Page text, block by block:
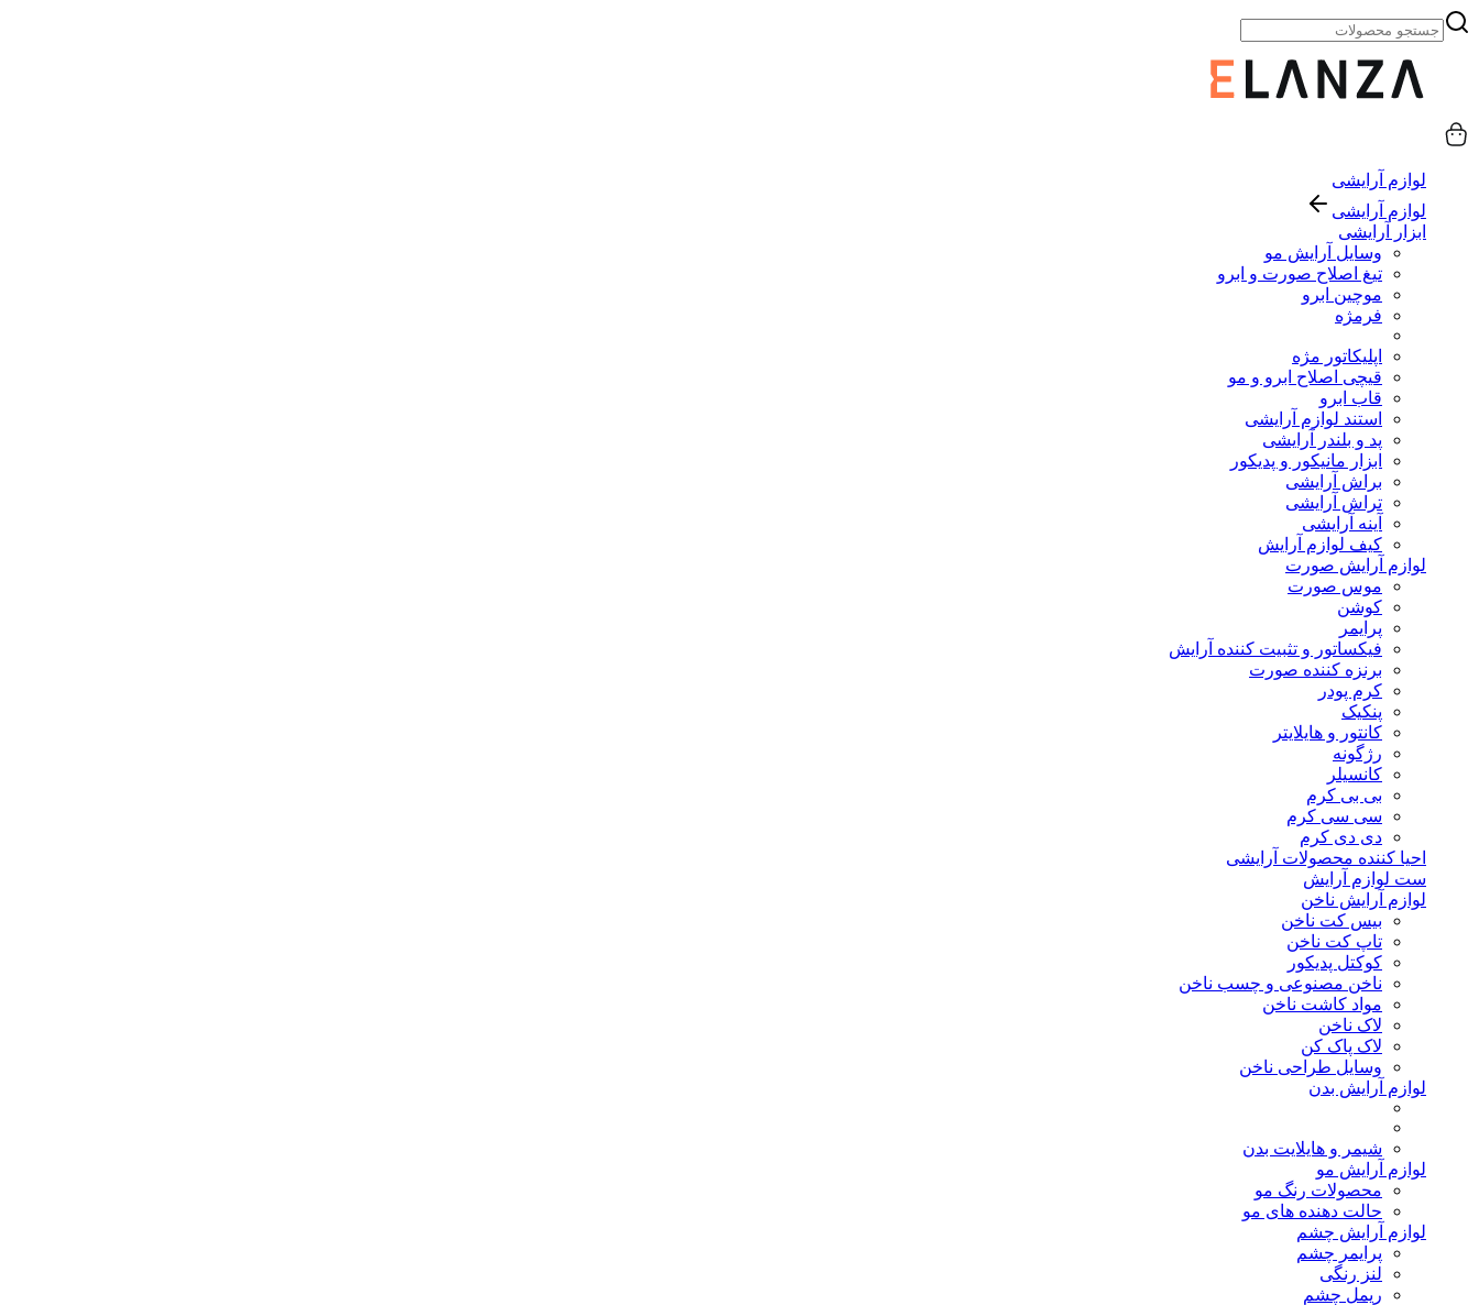
لوازم آرایشی
لوازم آرایشی
ابزار آرایشی
وسایل آرایش مو
تیغ اصلاح صورت و ابرو
موچین ابرو
فرمژه
اپلیکاتور مژه
قیچی اصلاح ابرو و مو
قاب ابرو
استند لوازم آرایشی
پد و بلندر آرایشی
ابزار مانیکور و پدیکور
براش آرایشی
تراش آرایشی
آینه آرایشی
کیف لوازم آرایش
لوازم آرایش صورت
موس صورت
کوشن
پرایمر
فیکساتور و تثبیت کننده آرایش
برنزه کننده صورت
کرم پودر
پنکیک
کانتور و هایلایتر
رژگونه
کانسیلر
بی بی کرم
سی سی کرم
دی دی کرم
احیا کننده محصولات آرایشی
ست لوازم آرایش
لوازم آرایش ناخن
بیس کت ناخن
تاپ کت ناخن
کوکتل پدیکور
ناخن مصنوعی و چسب ناخن
مواد کاشت ناخن
لاک ناخن
لاک پاک کن
وسایل طراحی ناخن
لوازم آرایش بدن
شیمر و هایلایت بدن
لوازم آرایش مو
محصولات رنگ مو
حالت دهنده های مو
لوازم آرایش چشم
پرایمر چشم
لنز رنگی
ریمل چشم